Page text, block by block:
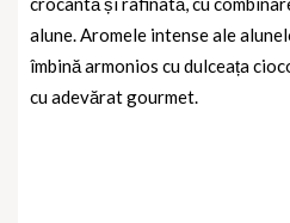
alune. Aromele intense ale
îmbină armonios cu dulceața
cu adevărat gourmet.